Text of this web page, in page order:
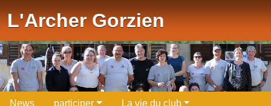
L'Archer Gorzien
News participer La vie du club